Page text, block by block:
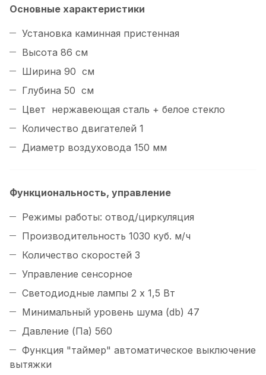
Основные характеристики
Установка каминная пристенная
Высота 86 см
Ширина 90 см
Глубина 50 см
Цвет нержавеющая сталь + белое стекло
Количество двигателей 1
Диаметр воздуховода 150 мм
Функциональность, управление
Режимы работы: отвод/циркуляция
Производительность 1030 куб. м/ч
Количество скоростей 3
Управление сенсорное
Светодиодные лампы 2 x 1,5 Вт
Минимальный уровень шума (db) 47
Давление (Па) 560
Функция "таймер" автоматическое выключение
вытяжки